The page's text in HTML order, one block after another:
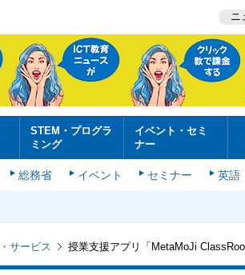
ニ
STEM・プログラ
ミング
イベント・セミ
ナー
総務省 イベント セミナー 英語
サービス 授業支援アプリ「MetaMoJi